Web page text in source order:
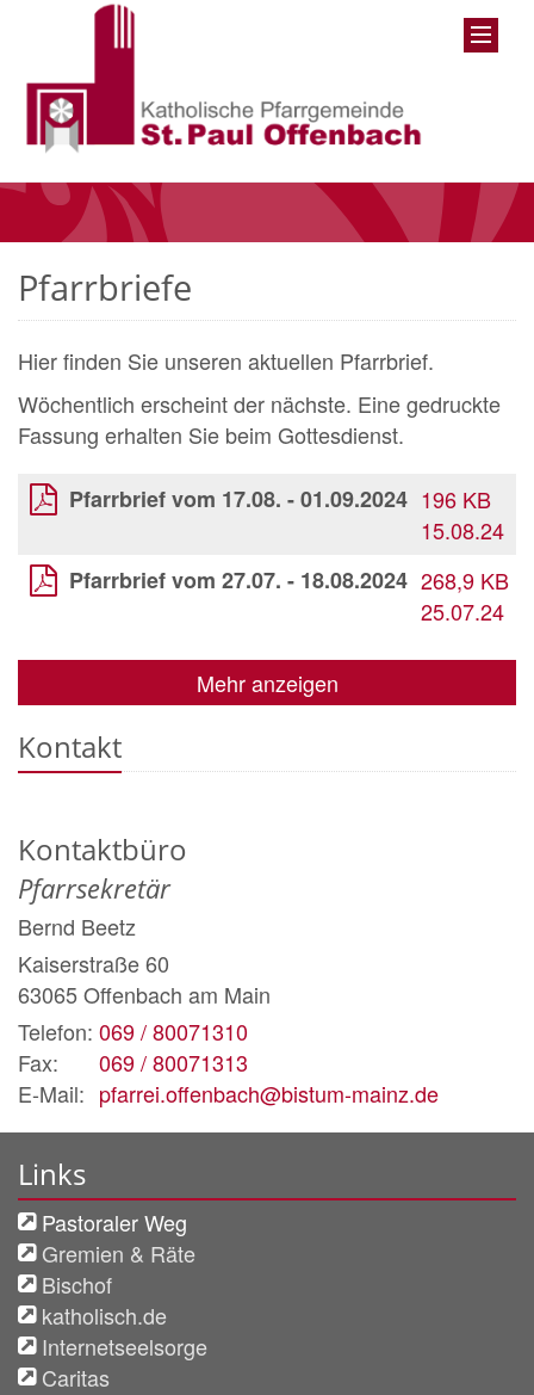
Pfarrbriefe
Hier finden Sie unseren aktuellen Pfarrbrief.
Wöchentlich erscheint der nächste. Eine gedruckte
Fassung erhalten Sie beim Gottesdienst.
Pfarrbrief vom 17.08. - 01.09.2024 196 KB
15.08.24
Pfarrbrief vom 27.07. - 18.08.2024 268,9 KB
25.07.24
Mehr anzeigen
Kontakt
Kontaktbüro
Pfarrsekretär
Bernd Beetz
Kaiserstraße 60
63065Offenbach am Main
Telefon: 069 / 80071310
Fax:
069 / 80071313
E-Mail: pfarrei.offenbach@bistum-mainz.de
Links
Pastoraler Weg
Gremien & Räte
Bischof
katholisch.de
Internetseelsorge
Caritas